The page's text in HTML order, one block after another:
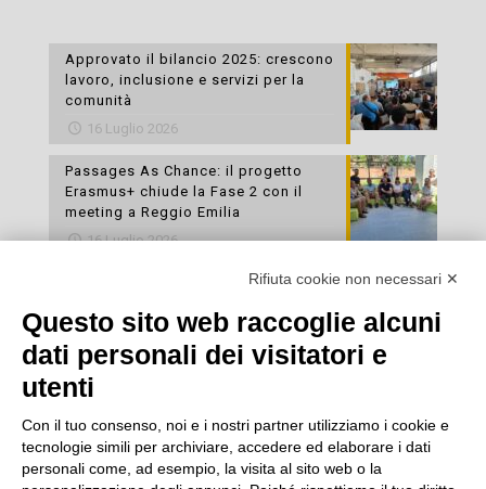
Approvato il bilancio 2025: crescono
lavoro, inclusione e servizi per la
comunità
16 Luglio 2026
Passages As Chance: il progetto
Erasmus+ chiude la Fase 2 con il
meeting a Reggio Emilia
16 Luglio 2026
Esami di laboratorio preventivi
cura della propria salute
16 Luglio 2026
Rifiuta cookie non necessari ✕
Questo sito web raccoglie alcuni
dati personali dei visitatori e
utenti
Con il tuo consenso, noi e i nostri partner utilizziamo i cookie e
tecnologie simili per archiviare, accedere ed elaborare i dati
personali come, ad esempio, la visita al sito web o la